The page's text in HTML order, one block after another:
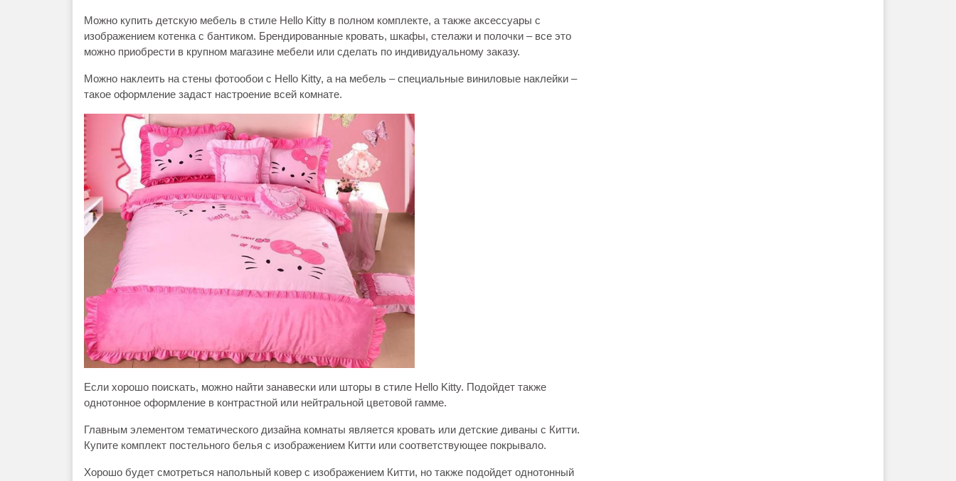
Можно купить детскую мебель в стиле Hello Kitty в полном комплекте, а также аксессуары с
изображением котенка с бантиком. Брендированные кровать, шкафы, стелажи и полочки – все это
можно приобрести в крупном магазине мебели или сделать по индивидуальному заказу.
Можно наклеить на стены фотообои с Hello Kitty, а на мебель – специальные виниловые наклейки –
такое оформление задаст настроение всей комнате.
Если хорошо поискать, можно найти занавески или шторы в стиле Hello Kitty. Подойдет также
однотонное оформление в контрастной или нейтральной цветовой гамме.
Главным элементом тематического дизайна комнаты является кровать или детские диваны с Китти.
Купите комплект постельного белья с изображением Китти или соответствующее покрывало.
Хорошо будет смотреться напольный ковер с изображением Китти, но также подойдет однотонный